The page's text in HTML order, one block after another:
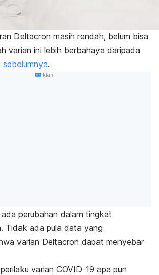
Deltacron masih rendah, belum bisa
varian ini lebih berbahaya daripada
.
Iklan
ada perubahan dalam tingkat
Tidak ada pula data yang
varian Deltacron dapat menyebar
varian COVID-19 apa pun